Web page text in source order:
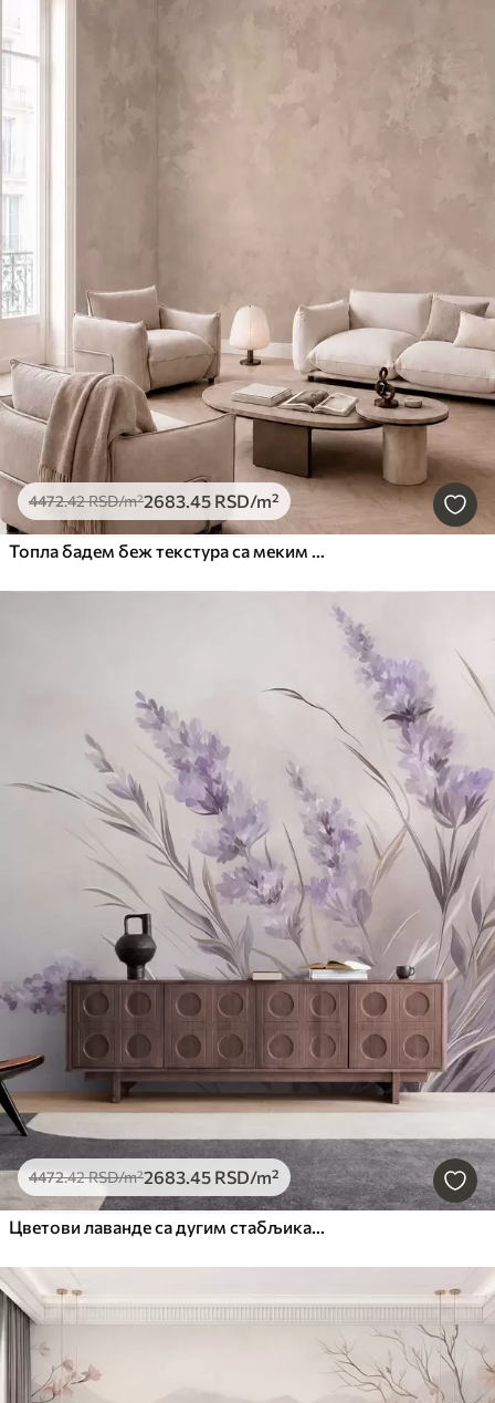
4472.42RSD/m²2683.45 RSD/m²
Топла бадем беж текстура са меким природним тоналним прелазима
4472.42RSD/m²2683.45 RSD/m²
Цветови лаванде са дугим стабљикама и листовима, мека пастелна текстурирана уметност